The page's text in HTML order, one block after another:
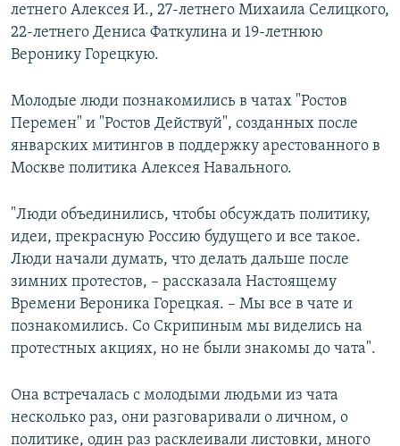
летнего Алексея И., 27-летнего Михаила Селицкого,
22-летнего Дениса Фаткулина и 19-летнюю
Веронику Горецкую.
Молодые люди познакомились в чатах "Ростов
Перемен" и "Ростов Действуй", созданных после
январских митингов в поддержку арестованного в
Москве политика Алексея Навального.
"Люди объединились, чтобы обсуждать политику,
идеи, прекрасную Россию будущего и все такое.
Люди начали думать, что делать дальше после
зимних протестов, – рассказала Настоящему
Времени Вероника Горецкая. – Мы все в чате и
познакомились. Со Скрипиным мы виделись на
протестных акциях, но не были знакомы до чата".
Она встречалась с молодыми людьми из чата
несколько раз, они разговаривали о личном, о
политике, один раз расклеивали листовки, много